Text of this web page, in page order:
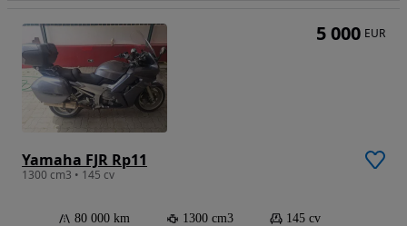
Yamaha FJR Rp11
1300 cm3 • 145 cv
80 000 km 1300 cm3
145 cv
5 000 EUR